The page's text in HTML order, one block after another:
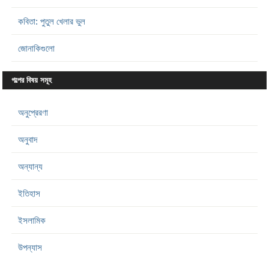
কবিতা: পুতুল খেলার ভুল
জোনাকিগুলো
গল্পের বিষয় সমূহ
অনুপ্রেরণা
অনুবাদ
অন্যান্য
ইতিহাস
ইসলামিক
উপন্যাস